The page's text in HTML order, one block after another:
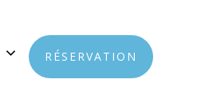
RÉSERVATION